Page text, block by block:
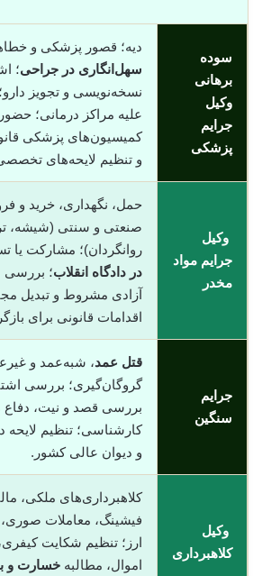
سوده
برهانی
وکیل
جرایم
پزشکی
دیه؛ قصور پزشکی و
سهل‌انگاری در جراحی؛
نسخه‌نویسی و تجویز
علیه مراکز درمانی؛
کمیسیون‌های پزشکی
و تنظیم لایحه‌های
وکیل
جرایم مواد
مخدر
حمل، نگهداری، خرید و
صنعتی و سنتی (شیشه،
روانگردان)؛ مشارکت یا
در دادگاه انقلاب؛ بررسی
آزادی مشروط و تبدیل
اقدامات قانونی برای
جرایم
سنگین
قتل عمد، شبه‌عمد و
گروگان‌گیری؛ بررسی
بررسی قصد و نیت، دفاع
کارشناسی؛ تنظیم لایحه
و دیوان عالی کشور.
وکیل
کلاهبرداری
کلاهبرداری‌های ملکی،
فیشینگ، معاملات صوری،
ارز؛ تنظیم شکایت
اموال، مطالبه خسارت و